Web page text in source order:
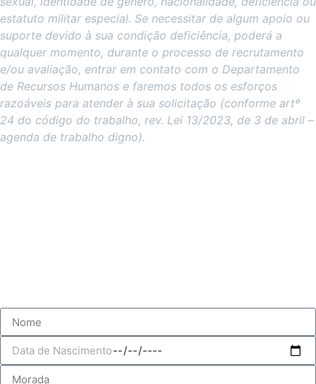
estatuto militar especial. Se necessitar de algum apoio ou
suporte devido à sua condição deficiência, poderá a
qualquer momento, durante o processo de recrutamento
e/ou avaliação, entrar em contato com o Departamento
de Recursos Humanos e faremos todos os esforços
razoáveis ​​para atender à sua solicitação (conforme artº
24 do código do trabalho, rev. Lei 13/2023, de 3 de abril –
agenda de trabalho digno).